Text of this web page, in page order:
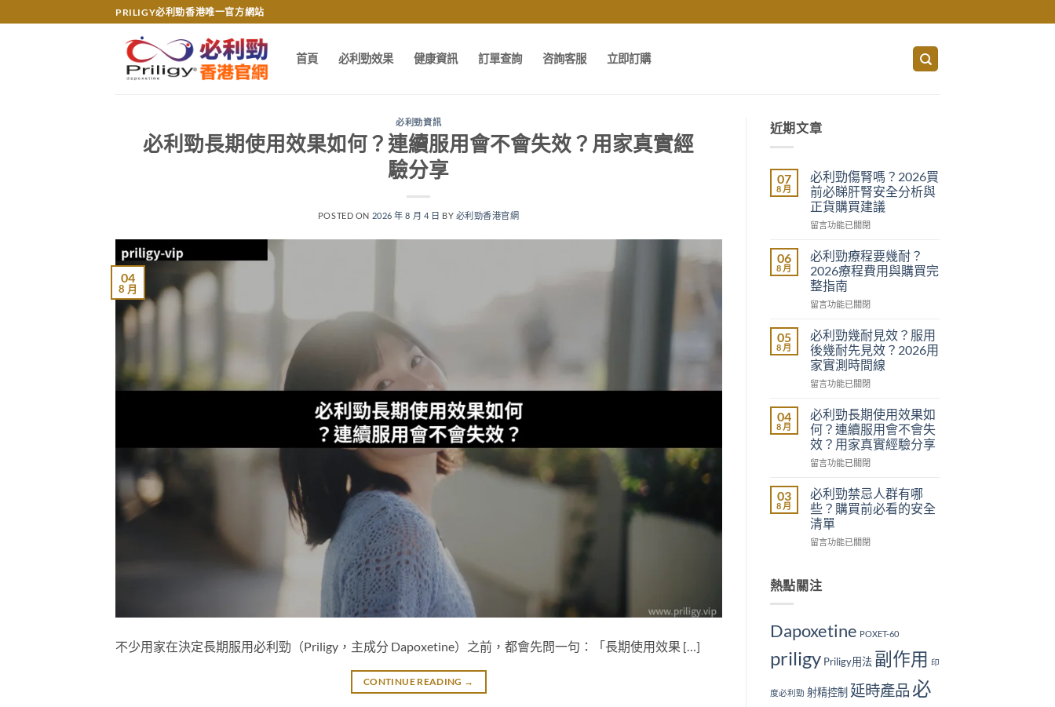
PRILIGY必利勁香港唯一官方網站
首頁 必利勁效果 健康資訊 訂單查詢 咨詢客服 立即訂購
必利勁資訊
必利勁長期使用效果如何？連續服用會不會失效？用家真實經
驗分享
POSTED ON 2026 年 8 月 4 日 BY 必利勁香港官網
04
8 月
不少用家在決定長期服用必利勁（Priligy，主成分 Dapoxetine）之前，都會先問一句：「長期使用效果 […]
CONTINUE READING →
近期文章
07
8 月
必利勁傷腎嗎？2026買
前必睇肝腎安全分析與
正貨購買建議
在
利
勁
傷
腎
嗎？
買
前
必
睇
肝
安
全
分
析
與
貨
購
買
建
議〉
留言功能已關閉
06
8 月
必利勁療程要幾耐？
2026療程費用與購買完
整指南
在
利
勁
療
程
要
耐？
2026
療
程
費
與
購
買
完
整
中
留言功能已關閉
05
8 月
必利勁幾耐見效？服用
後幾耐先見效？2026用
家實測時間線
在
利
勁
幾
耐
見
服
用
後
幾
耐
效？
實
時
線〉
留言功能已關閉
04
8 月
必利勁長期使用效果如
何？連續服用會不會失
效？用家真實經驗分享
在
利
勁
長
期
使
果
續
用
不
留言功能已關閉
03
8 月
必利勁禁忌人群有哪
些？購買前必看的安全
清單
在
勁
禁
群
哪
購
留言功能已關閉
熱點關注
Dapoxetine POXET-60
priligy Priligy用法 副作用 印
度必利勁 射精控制 延時產品 必